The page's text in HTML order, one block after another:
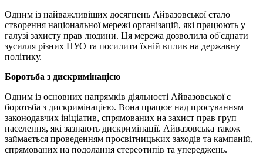
Одним із найважливіших досягнень Айвазовської стало
створення національної мережі організацій, які працюють у
галузі захисту прав людини. Ця мережа дозволила об'єднати
зусилля різних НУО та посилити їхній вплив на державну
політику.
Боротьба з дискримінацією
Одним із основних напрямків діяльності Айвазовської є
боротьба з дискримінацією. Вона працює над просуванням
законодавчих ініціатив, спрямованих на захист прав груп
населення, які зазнають дискримінації. Айвазовська також
займається проведенням просвітницьких заходів та кампаній,
спрямованих на подолання стереотипів та упереджень.